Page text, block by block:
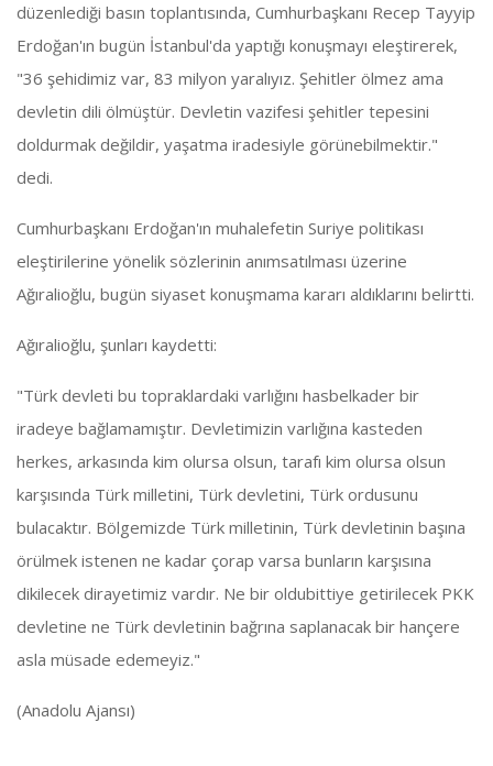
düzenlediği basın toplantısında, Cumhurbaşkanı Recep Tayyip
Erdoğan'ın bugün İstanbul'da yaptığı konuşmayı eleştirerek,
"36 şehidimiz var, 83 milyon yaralıyız. Şehitler ölmez ama
devletin dili ölmüştür. Devletin vazifesi şehitler tepesini
doldurmak değildir, yaşatma iradesiyle görünebilmektir."
dedi.
Cumhurbaşkanı Erdoğan'ın muhalefetin Suriye politikası
eleştirilerine yönelik sözlerinin anımsatılması üzerine
Ağıralioğlu, bugün siyaset konuşmama kararı aldıklarını belirtti.
Ağıralioğlu, şunları kaydetti:
"Türk devleti bu topraklardaki varlığını hasbelkader bir
iradeye bağlamamıştır. Devletimizin varlığına kasteden
herkes, arkasında kim olursa olsun, tarafı kim olursa olsun
karşısında Türk milletini, Türk devletini, Türk ordusunu
bulacaktır. Bölgemizde Türk milletinin, Türk devletinin başına
örülmek istenen ne kadar çorap varsa bunların karşısına
dikilecek dirayetimiz vardır. Ne bir oldubittiye getirilecek PKK
devletine ne Türk devletinin bağrına saplanacak bir hançere
asla müsade edemeyiz."
(Anadolu Ajansı)